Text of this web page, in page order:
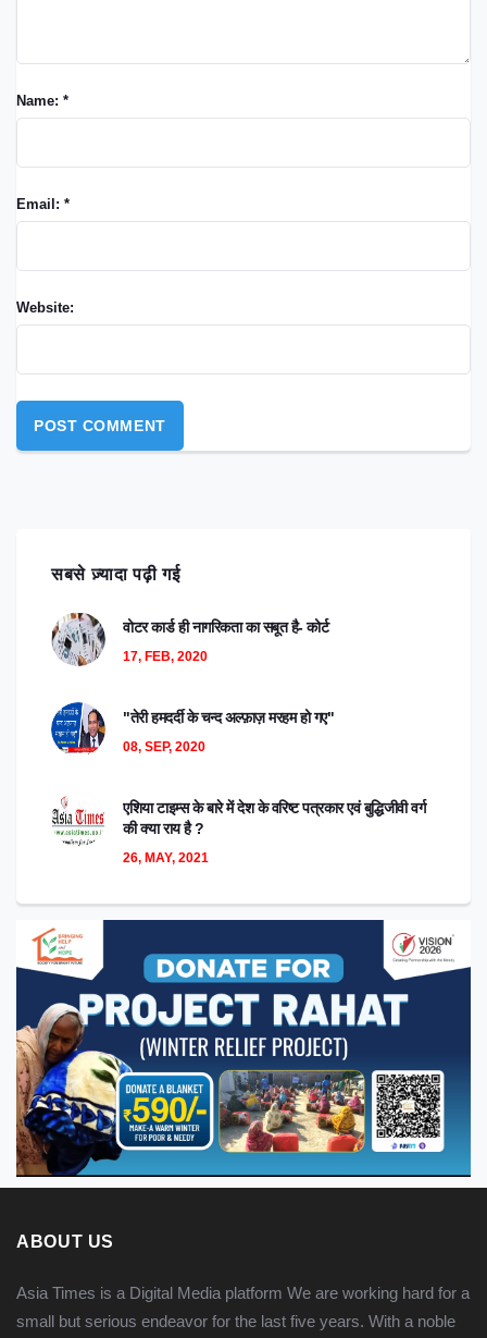
Name: *
Email: *
Website:
सबसे ज़्यादा पढ़ी गई
वोटर कार्ड ही नागरिकता का सबूत है- कोर्ट
17, FEB, 2020
"तेरी हमदर्दी के चन्द अल्फ़ाज़ मरहम हो गए"
08, SEP, 2020
एशिया टाइम्स के बारे में देश के वरिष्ट पत्रकार एवं बुद्धिजीवी वर्ग
की क्या राय है ?
26, MAY, 2021
ABOUT US
Asia Times is a Digital Media platform We are working hard for a
small but serious endeavor for the last five years. With a noble